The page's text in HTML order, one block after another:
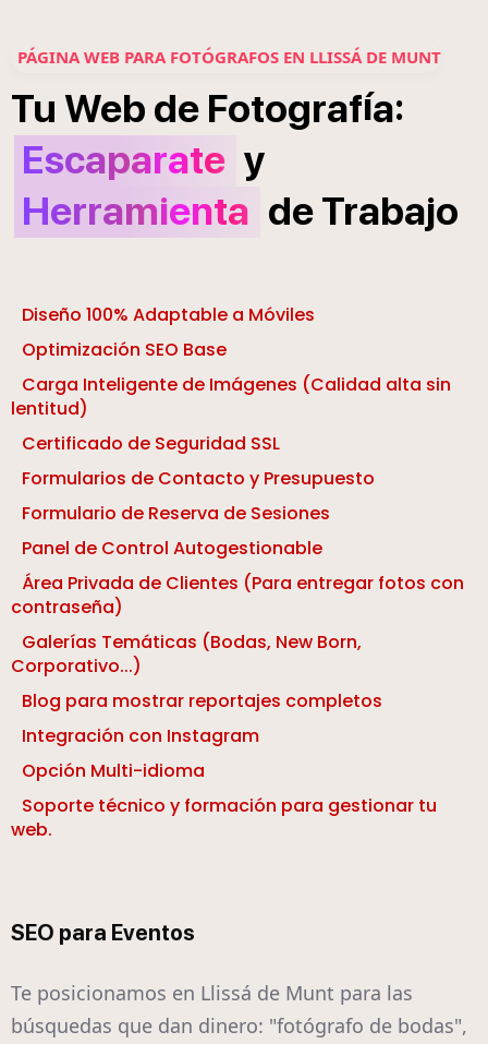
PÁGINA WEB PARA FOTÓGRAFOS EN LLISSÁ DE MUNT
Tu Web de Fotografía:
Escaparate y
Herramienta deTrabajo
Diseño 100% Adaptable a Móviles
Optimización SEO Base
Carga Inteligente de Imágenes (Calidad alta sin
lentitud)
Certificado de Seguridad SSL
Formularios de Contacto y Presupuesto
Formulario de Reserva de Sesiones
Panel de Control Autogestionable
Área Privada de Clientes (Para entregar fotos con
contraseña)
Galerías Temáticas (Bodas, New Born,
Corporativo...)
Blog para mostrar reportajes completos
Integración con Instagram
Opción Multi-idioma
Soporte técnico y formación para gestionar tu
web.
SEO para Eventos
Te posicionamos en Llissá de Munt para las
búsquedas que dan dinero: "fotógrafo de bodas",